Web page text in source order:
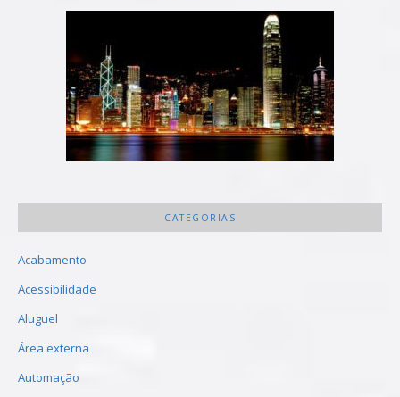
CATEGORIAS
Acabamento
Acessibilidade
Aluguel
Área externa
Automação